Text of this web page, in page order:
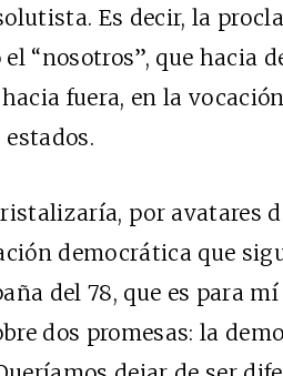
Es decir, la
“nosotros”, que hacia
fuera, en la
por avatares
democrática que
del 78, que es para
dos promesas: la